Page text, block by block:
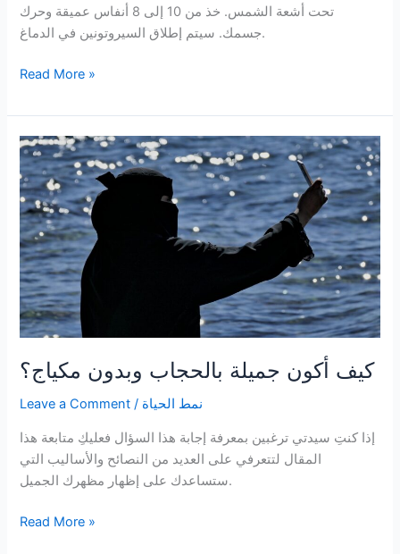
تحت أشعة الشمس. خذ من 10 إلى 8 أنفاس عميقة وحرك
جسمك. سيتم إطلاق السيروتونين في الدماغ.
10
صغيرة
يمكن
أن
تغير
حياتك
Read More »
كيف أكون جميلة بالحجاب وبدون مكياج؟
Leave a Comment / نمط الحياة
إذا كنتِ سيدتي ترغبين بمعرفة إجابة هذا السؤال فعليكِ متابعة هذا
المقال لتتعرفي على العديد من النصائح والأساليب التي
ستساعدك على إظهار مظهرك الجميل.
كيف
Read More »